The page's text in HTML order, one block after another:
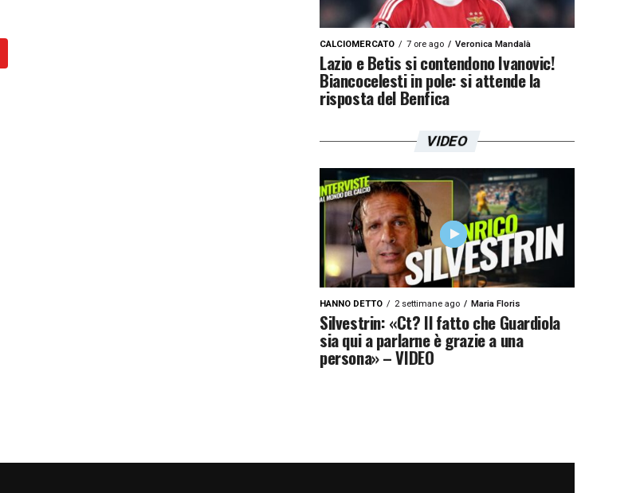
CALCIOMERCATO 7 ore ago Veronica Mandalà
Lazio e Betis si contendono Ivanovic!
Biancocelesti in pole: si attende la
risposta del Benfica
VIDEO
HANNO DETTO 2 settimane ago Maria Floris
Silvestrin: «Ct? Il fatto che Guardiola
sia qui a parlarne è grazie a una
persona» – VIDEO